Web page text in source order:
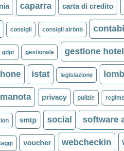
caparra carta di credito
consigli consigli airbnb
gdpr gestionale gestione hotel
istat legislazione
privacy pulizie
smtp social software
voucher webcheckin